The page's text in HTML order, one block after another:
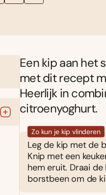
Een kip aan het
met dit recept
Heerlijk in
citroenyoghurt.
Zo kun je kip vlinderen
Leg de kip met de
Knip met een
hem eruit. Draai
borstbeen om de